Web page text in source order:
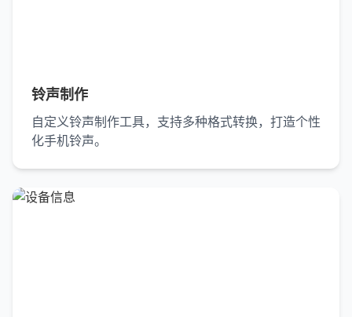
铃声制作
自定义铃声制作工具，支持多种格式转换，打造个性
化手机铃声。